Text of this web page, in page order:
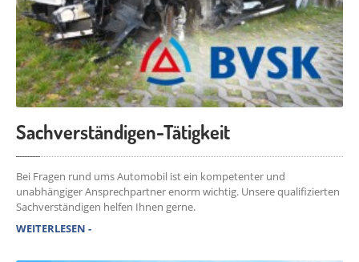
Sachverständigen-Tätigkeit
Bei Fragen rund ums Automobil ist ein kompetenter und
unabhängiger Ansprechpartner enorm wichtig. Unsere qualifizierten
Sachverständigen helfen Ihnen gerne.
WEITERLESEN -